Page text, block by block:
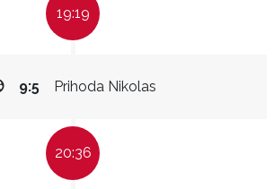
19:19
Prihoda Nikolas
9:5
20:36